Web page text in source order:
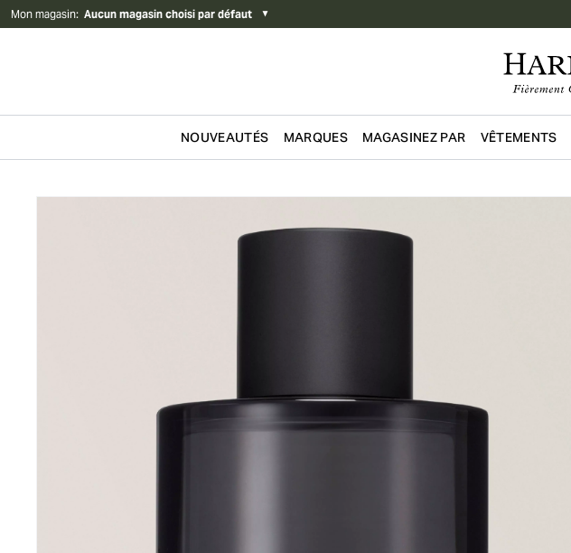
Mon magasin: Aucun magasin choisi par défaut ▼
NOUVEAUTÉS MARQUES MAGASINEZ PAR VÊTEMENTS